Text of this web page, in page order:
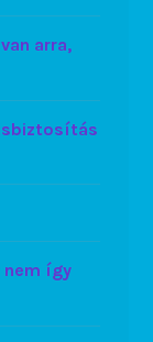
arra,
nem így